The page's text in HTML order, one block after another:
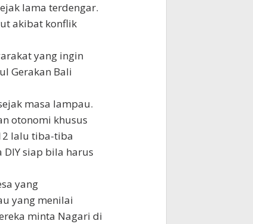
lama terdengar.
akibat konflik
yang ingin
Gerakan Bali
masa lampau.
otonomi khusus
lalu tiba-tiba
siap bila harus
yang
yang menilai
minta Nagari di